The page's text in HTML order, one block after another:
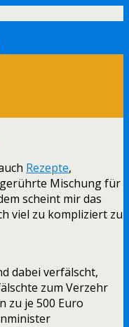
Rezepte,
Mischung für
scheint mir das
viel zu kompliziert zu
dabei verfälscht,
zum Verzehr
zu je 500 Euro